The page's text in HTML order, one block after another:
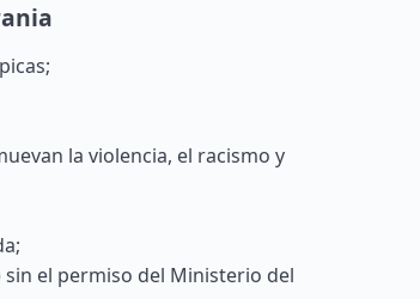
la violencia, el racismo y
el permiso del Ministerio del